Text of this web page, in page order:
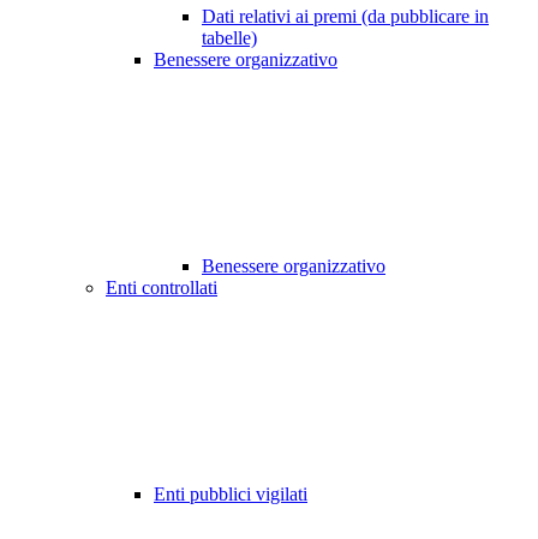
Dati relativi ai premi (da pubblicare in
tabelle)
Benessere organizzativo
Benessere organizzativo
Enti controllati
Enti pubblici vigilati